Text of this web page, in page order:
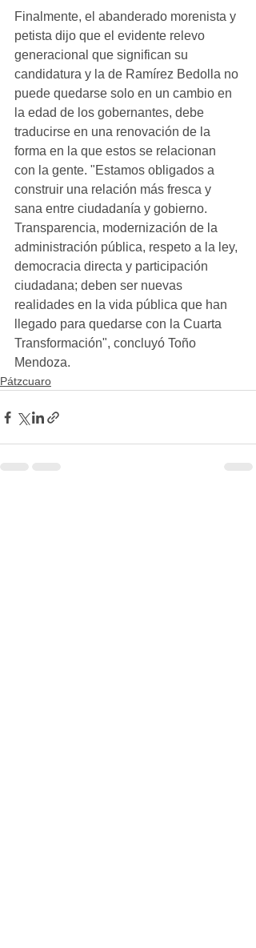
Finalmente, el abanderado morenista y
petista dijo que el evidente relevo
generacional que significan su
candidatura y la de Ramírez Bedolla no
puede quedarse solo en un cambio en
la edad de los gobernantes, debe
traducirse en una renovación de la
forma en la que estos se relacionan
con la gente. "Estamos obligados a
construir una relación más fresca y
sana entre ciudadanía y gobierno.
Transparencia, modernización de la
administración pública, respeto a la ley,
democracia directa y participación
ciudadana; deben ser nuevas
realidades en la vida pública que han
llegado para quedarse con la Cuarta
Transformación", concluyó Toño
Mendoza.
Pátzcuaro